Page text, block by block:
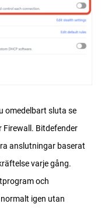
omedelbart sluta se
Firewall. Bitdefender
anslutningar baserat
varje gång.
och
igen utan